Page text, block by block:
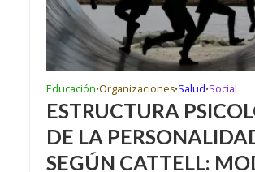
Educación•Organizaciones•Salud•Social
ESTRUCTURA
DE LA
SEGÚN CATTELL: